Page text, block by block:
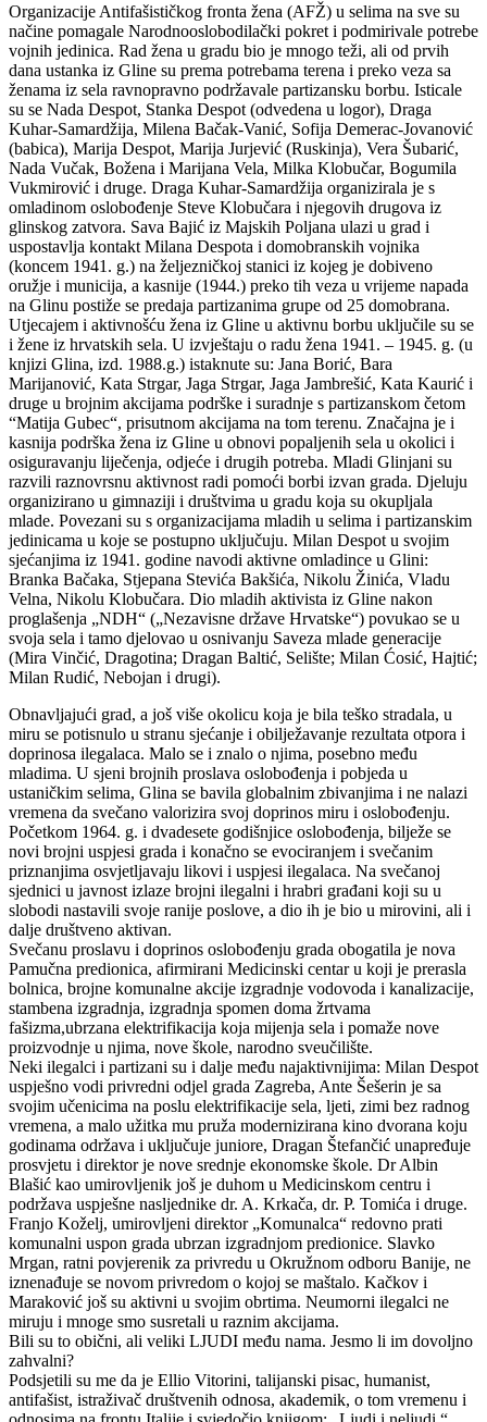
Organizacije Antifašističkog fronta žena (AFŽ) u selima na sve su
načine pomagale Narodnooslobodilački pokret i podmirivale potrebe
vojnih jedinica. Rad žena u gradu bio je mnogo teži, ali od prvih
dana ustanka iz Gline su prema potrebama terena i preko veza sa
ženama iz sela ravnopravno podržavale partizansku borbu. Isticale
su se Nada Despot, Stanka Despot (odvedena u logor), Draga
Kuhar-Samardžija, Milena Bačak-Vanić, Sofija Demerac-Jovanović
(babica), Marija Despot, Marija Jurjević (Ruskinja), Vera Šubarić,
Nada Vučak, Božena i Marijana Vela, Milka Klobučar, Bogumila
Vukmirović i druge. Draga Kuhar-Samardžija organizirala je s
omladinom oslobođenje Steve Klobučara i njegovih drugova iz
glinskog zatvora. Sava Bajić iz Majskih Poljana ulazi u grad i
uspostavlja kontakt Milana Despota i domobranskih vojnika
(koncem 1941. g.) na željezničkoj stanici iz kojeg je dobiveno
oružje i municija, a kasnije (1944.) preko tih veza u vrijeme napada
na Glinu postiže se predaja partizanima grupe od 25 domobrana.
Utjecajem i aktivnošću žena iz Gline u aktivnu borbu uključile su se
i žene iz hrvatskih sela. U izvještaju o radu žena 1941. – 1945. g. (u
knjizi Glina, izd. 1988.g.) istaknute su: Jana Borić, Bara
Marijanović, Kata Strgar, Jaga Strgar, Jaga Jambrešić, Kata Kaurić i
druge u brojnim akcijama podrške i suradnje s partizanskom četom
“Matija Gubec“, prisutnom akcijama na tom terenu. Značajna je i
kasnija podrška žena iz Gline u obnovi popaljenih sela u okolici i
osiguravanju liječenja, odjeće i drugih potreba. Mladi Glinjani su
razvili raznovrsnu aktivnost radi pomoći borbi izvan grada. Djeluju
organizirano u gimnaziji i društvima u gradu koja su okupljala
mlade. Povezani su s organizacijama mladih u selima i partizanskim
jedinicama u koje se postupno uključuju. Milan Despot u svojim
sjećanjima iz 1941. godine navodi aktivne omladince u Glini:
Branka Bačaka, Stjepana Stevića Bakšića, Nikolu Žinića, Vladu
Velna, Nikolu Klobučara. Dio mladih aktivista iz Gline nakon
proglašenja „NDH“ („Nezavisne države Hrvatske“) povukao se u
svoja sela i tamo djelovao u osnivanju Saveza mlade generacije
(Mira Vinčić, Dragotina; Dragan Baltić, Selište; Milan Ćosić, Hajtić;
Milan Rudić, Nebojan i drugi).
Obnavljajući grad, a još više okolicu koja je bila teško stradala, u
miru se potisnulo u stranu sjećanje i obilježavanje rezultata otpora i
doprinosa ilegalaca. Malo se i znalo o njima, posebno među
mladima. U sjeni brojnih proslava oslobođenja i pobjeda u
ustaničkim selima, Glina se bavila globalnim zbivanjima i ne nalazi
vremena da svečano valorizira svoj doprinos miru i oslobođenju.
Početkom 1964. g. i dvadesete godišnjice oslobođenja, bilježe se
novi brojni uspjesi grada i konačno se evociranjem i svečanim
priznanjima osvjetljavaju likovi i uspjesi ilegalaca. Na svečanoj
sjednici u javnost izlaze brojni ilegalni i hrabri građani koji su u
slobodi nastavili svoje ranije poslove, a dio ih je bio u mirovini, ali i
dalje društveno aktivan.
Svečanu proslavu i doprinos oslobođenju grada obogatila je nova
Pamučna predionica, afirmirani Medicinski centar u koji je prerasla
bolnica, brojne komunalne akcije izgradnje vodovoda i kanalizacije,
stambena izgradnja, izgradnja spomen doma žrtvama
fašizma,ubrzana elektrifikacija koja mijenja sela i pomaže nove
proizvodnje u njima, nove škole, narodno sveučilište.
Neki ilegalci i partizani su i dalje među najaktivnijima: Milan Despot
uspješno vodi privredni odjel grada Zagreba, Ante Šešerin je sa
svojim učenicima na poslu elektrifikacije sela, ljeti, zimi bez radnog
vremena, a malo užitka mu pruža modernizirana kino dvorana koju
godinama održava i uključuje juniore, Dragan Štefančić unapređuje
prosvjetu i direktor je nove srednje ekonomske škole. Dr Albin
Blašić kao umirovljenik još je duhom u Medicinskom centru i
podržava uspješne nasljednike dr. A. Krkača, dr. P. Tomića i druge.
Franjo Koželj, umirovljeni direktor „Komunalca“ redovno prati
komunalni uspon grada ubrzan izgradnjom predionice. Slavko
Mrgan, ratni povjerenik za privredu u Okružnom odboru Banije, ne
iznenađuje se novom privredom o kojoj se maštalo. Kačkov i
Maraković još su aktivni u svojim obrtima. Neumorni ilegalci ne
miruju i mnoge smo susretali u raznim akcijama.
Bili su to obični, ali veliki LJUDI među nama. Jesmo li im dovoljno
zahvalni?
Podsjetili su me da je Ellio Vitorini, talijanski pisac, humanist,
antifašist, istraživač društvenih odnosa, akademik, o tom vremenu i